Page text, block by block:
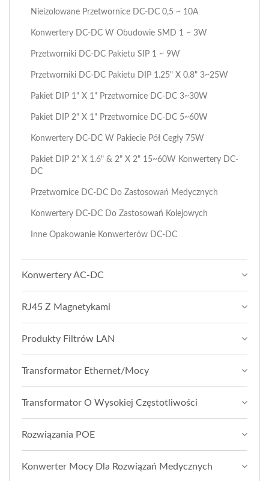
Nieizolowane Przetwornice DC-DC 0,5 ~ 10A
Konwertery DC-DC W Obudowie SMD 1 ~ 3W
Przetworniki DC-DC Pakietu SIP 1 ~ 9W
Przetworniki DC-DC Pakietu DIP 1.25" X 0.8" 3~25W
Pakiet DIP 1" X 1" Przetwornice DC-DC 3~30W
Pakiet DIP 2" X 1" Przetwornice DC-DC 5~60W
Konwertery DC-DC W Pakiecie Pół Cegły 75W
Pakiet DIP 2" X 1.6" & 2" X 2" 15~60W Konwertery DC-
DC
Przetwornice DC-DC Do Zastosowań Medycznych
Konwertery DC-DC Do Zastosowań Kolejowych
Inne Opakowanie Konwerterów DC-DC
Konwertery AC-DC
RJ45 Z Magnetykami
Produkty Filtrów LAN
Transformator Ethernet/Mocy
Transformator O Wysokiej Częstotliwości
Rozwiązania POE
Konwerter Mocy Dla Rozwiązań Medycznych